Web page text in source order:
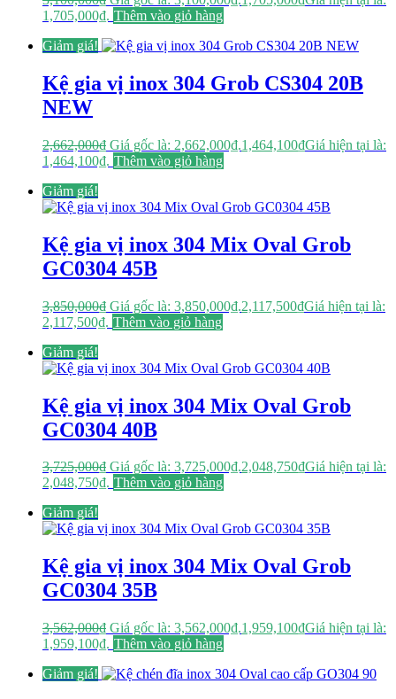
1,705,000₫. Thêm vào giỏ hàng
Giảm giá!
Kệ gia vị inox 304 Grob CS304 20B
NEW
2,662,000₫ Giá gốc là: 2,662,000₫.1,464,100₫Giá hiện tại là:
1,464,100₫. Thêm vào giỏ hàng
Giảm giá!
Kệ gia vị inox 304 Mix Oval Grob
GC0304 45B
3,850,000₫ Giá gốc là: 3,850,000₫.2,117,500₫Giá hiện tại là:
2,117,500₫. Thêm vào giỏ hàng
Giảm giá!
Kệ gia vị inox 304 Mix Oval Grob
GC0304 40B
3,725,000₫ Giá gốc là: 3,725,000₫.2,048,750₫Giá hiện tại là:
2,048,750₫. Thêm vào giỏ hàng
Giảm giá!
Kệ gia vị inox 304 Mix Oval Grob
GC0304 35B
3,562,000₫ Giá gốc là: 3,562,000₫.1,959,100₫Giá hiện tại là:
1,959,100₫. Thêm vào giỏ hàng
Giảm giá!